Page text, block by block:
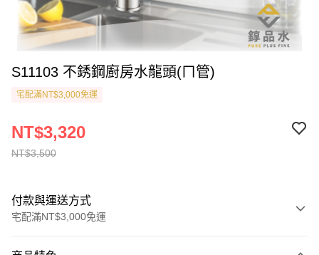
S11103 不銹鋼廚房水龍頭(ㄇ管)
宅配滿NT$3,000免運
NT$3,500
NT$3,320
付款與運送方式
宅配滿NT$3,000免運